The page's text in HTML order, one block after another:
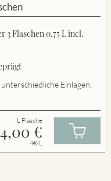
3 Flaschen 0,75 L incl.
Einlagen:
L Flasche
4,00 €
4€/L